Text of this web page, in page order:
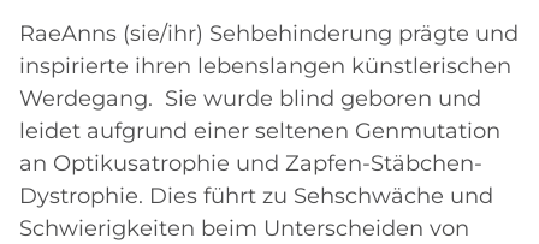
RaeAnns (sie/ihr) Sehbehinderung prägte und
inspirierte ihren lebenslangen künstlerischen
Werdegang. Sie wurde blind geboren und
leidet aufgrund einer seltenen Genmutation
an Optikusatrophie und Zapfen-Stäbchen-
Dystrophie. Dies führt zu Sehschwäche und
Schwierigkeiten beim Unterscheiden von